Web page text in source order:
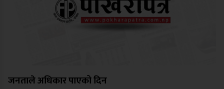
जनताले अधिकार पाएको दिन